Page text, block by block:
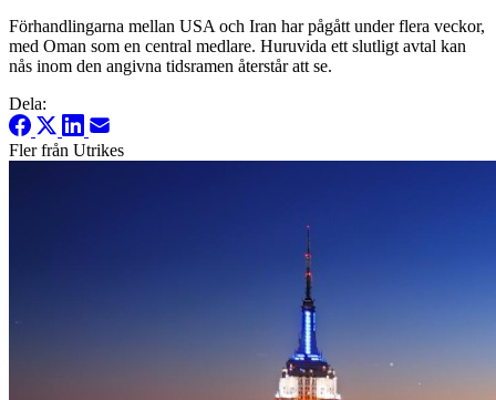
Förhandlingarna mellan USA och Iran har pågått under flera veckor,
med Oman som en central medlare. Huruvida ett slutligt avtal kan
nås inom den angivna tidsramen återstår att se.
Dela:
Fler från Utrikes